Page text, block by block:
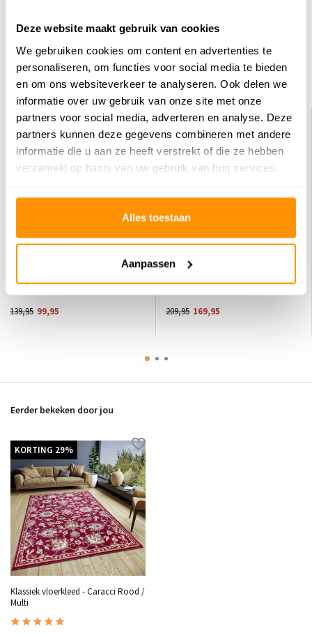
Deze website maakt gebruik van cookies
We gebruiken cookies om content en advertenties te
personaliseren, om functies voor social media te bieden
en om ons websiteverkeer te analyseren. Ook delen we
informatie over uw gebruik van onze site met onze
partners voor social media, adverteren en analyse. Deze
partners kunnen deze gegevens combineren met andere
informatie die u aan ze heeft verstrekt of die ze hebben
verzameld op basis van uw gebruik van hun services.
Alles toestaan
Aanpassen
Dit vind je misschien ook leuk
KORTING 29%
Vintage vloerkleed - Maderno Rood
139,95 99,95
KORTING 19%
Klassiek Binnen- En Buitenkleed -
Kadi Rood/Blauw
209,95 169,95
Eerder bekeken door jou
KORTING 29%
Klassiek vloerkleed - Caracci Rood /
Multi